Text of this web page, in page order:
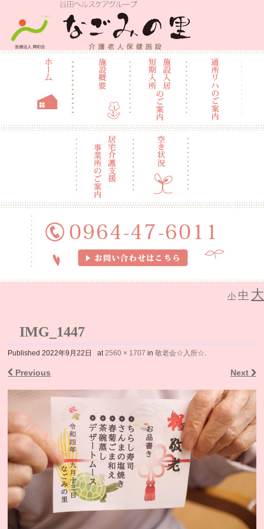
介護老人保健施設 なごみの里
小 中 大
IMG_1447
Published2022年9月22日 at2560 × 1707 in敬老会☆入所☆.
Previous Next